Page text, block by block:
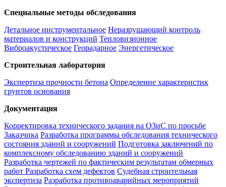
Специальные методы обследования
Детальное инструментальное Неразрушающий контроль
материалов и конструкций Тепловизионное
Виброакустическое Георадарное Энергетическое
Строительная лаборатория
Экспертиза прочности бетона Определение характеристик
грунтов основания
Документация
Корректировка технического задания на ОЗиС по просьбе
Заказчика Разработка программы обследования технического
состояния зданий и сооружений Подготовка заключений по
комплексному обследованию зданий и сооружений
Разработка чертежей по фактическим результатам обмерных
работ Разработка схем дефектов Судебная строительная
экспертиза Разработка противоаварийных мероприятий